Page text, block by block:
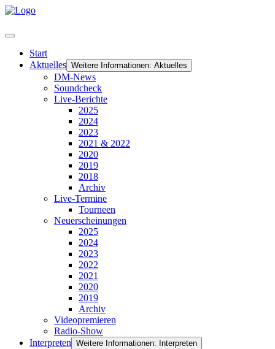
Start
Aktuelles Weitere Informationen: Aktuelles
DM-News
Soundcheck
Live-Berichte
2025
2024
2023
2021 & 2022
2020
2019
2018
Archiv
Live-Termine
Tourneen
Neuerscheinungen
2025
2024
2023
2022
2021
2020
2019
Archiv
Videopremieren
Radio-Show
Interpreten Weitere Informationen: Interpreten